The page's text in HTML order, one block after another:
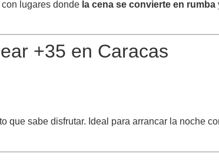
con lugares donde la cena se convierte en rumba
+35 en Caracas
sabe disfrutar. Ideal para arrancar la noche